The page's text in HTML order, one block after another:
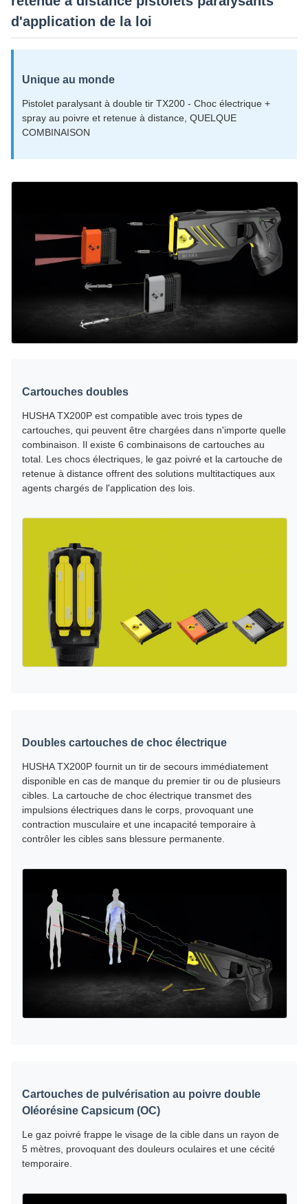
d'application de la loi
Unique au monde
Pistolet paralysant à double tir TX200 - Choc électrique +
spray au poivre et retenue à distance, QUELQUE
COMBINAISON
Cartouches doubles
HUSHA TX200P est compatible avec trois types de
cartouches, qui peuvent être chargées dans n'importe quelle
combinaison. Il existe 6 combinaisons de cartouches au
total. Les chocs électriques, le gaz poivré et la cartouche de
retenue à distance offrent des solutions multitactiques aux
agents chargés de l'application des lois.
Doubles cartouches de choc électrique
HUSHA TX200P fournit un tir de secours immédiatement
disponible en cas de manque du premier tir ou de plusieurs
cibles. La cartouche de choc électrique transmet des
impulsions électriques dans le corps, provoquant une
contraction musculaire et une incapacité temporaire à
contrôler les cibles sans blessure permanente.
Cartouches de pulvérisation au poivre double
Oléorésine Capsicum (OC)
Le gaz poivré frappe le visage de la cible dans un rayon de
5 mètres, provoquant des douleurs oculaires et une cécité
temporaire.